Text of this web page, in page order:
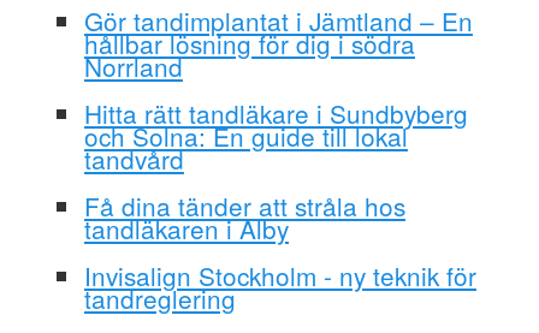
Gör tandimplantat i Jämtland – En
hållbar lösning för dig i södra
Norrland
Hitta rätt tandläkare i Sundbyberg
och Solna: En guide till lokal
tandvård
Få dina tänder att stråla hos
tandläkaren i Alby
Invisalign Stockholm - ny teknik för
tandreglering